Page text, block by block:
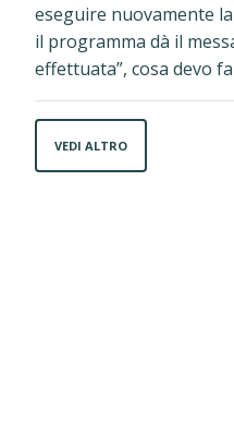
eseguire nuovamente
il programma dà il
effettuata”, cosa devo
VEDI ALTRO